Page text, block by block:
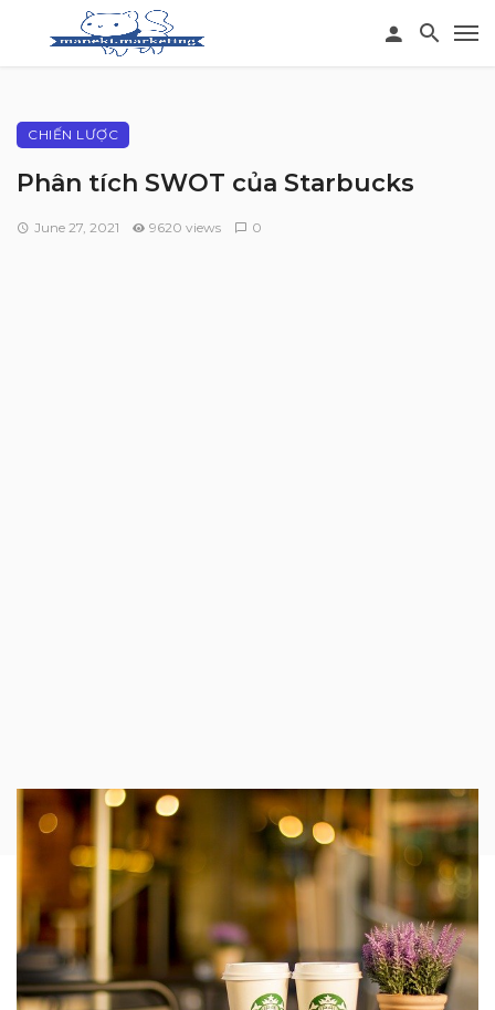
CHIẾN LƯỢC
Phân tích SWOT của Starbucks
June 27, 2021 9620 views 0